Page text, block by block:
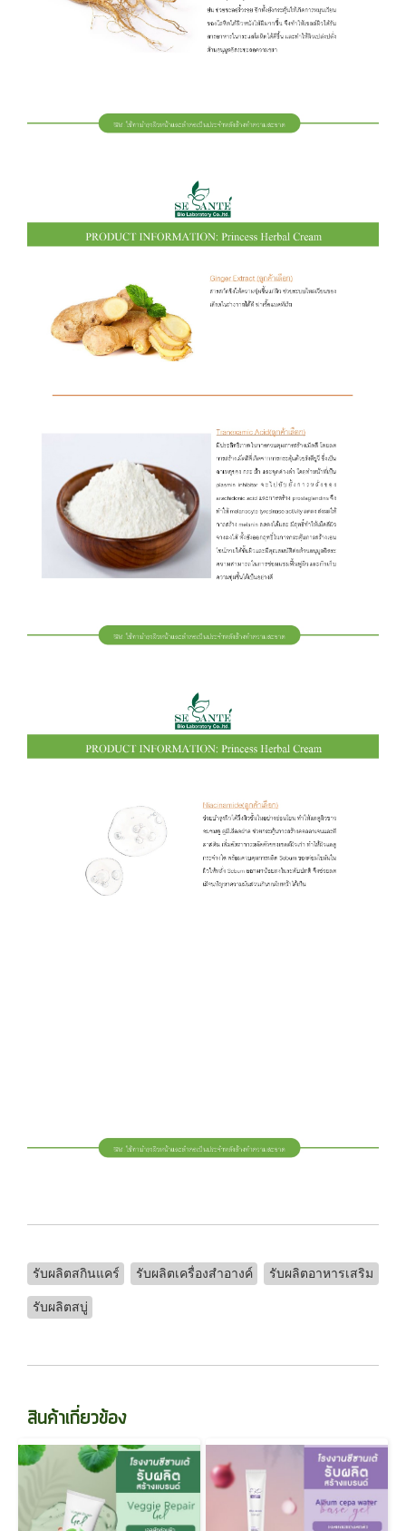
รับผลิตสกินแคร์ รับผลิตเครื่องสำอางค์ รับผลิตอาหารเสริม
รับผลิตสบู่
สินค้าเกี่ยวข้อง